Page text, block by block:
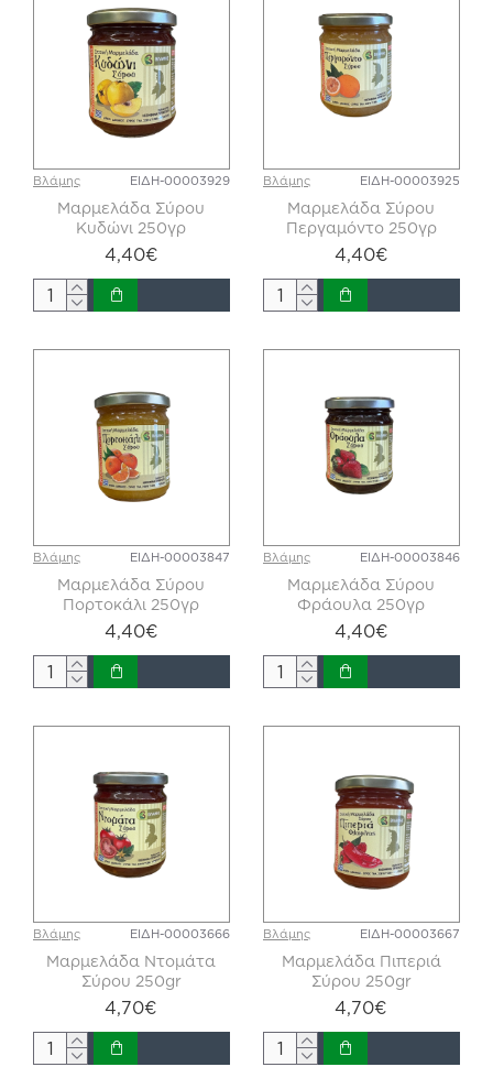
Βλάμης ΕΙΔΗ-00003929
Μαρμελάδα Σύρου
Κυδώνι 250γρ
4,40€
Βλάμης ΕΙΔΗ-00003925
Μαρμελάδα Σύρου
Περγαμόντο 250γρ
4,40€
Βλάμης ΕΙΔΗ-00003847
Μαρμελάδα Σύρου
Πορτοκάλι 250γρ
4,40€
Βλάμης ΕΙΔΗ-00003846
Μαρμελάδα Σύρου
Φράουλα 250γρ
4,40€
Βλάμης ΕΙΔΗ-00003666
Μαρμελάδα Ντομάτα
Σύρου 250gr
4,70€
Βλάμης ΕΙΔΗ-00003667
Μαρμελάδα Πιπεριά
Σύρου 250gr
4,70€